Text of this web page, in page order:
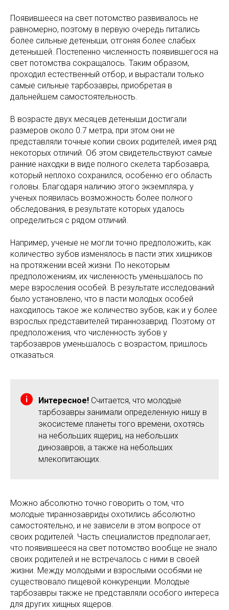
Появившееся на свет потомство развивалось не
равномерно, поэтому в первую очередь питались
более сильные детеныши, отгоняя более слабых
детенышей. Постепенно численность появившегося на
свет потомства сокращалось. Таким образом,
проходил естественный отбор, и вырастали только
самые сильные тарбозавры, приобретая в
дальнейшем самостоятельность.
В возрасте двух месяцев детеныши достигали
размеров около 0.7 метра, при этом они не
представляли точные копии своих родителей, имея ряд
некоторых отличий. Об этом свидетельствуют самые
ранние находки в виде полного скелета тарбозавра,
который неплохо сохранился, особенно его область
головы. Благодаря наличию этого экземпляра, у
ученых появилась возможность более полного
обследования, в результате которых удалось
определиться с рядом отличий.
Например, ученые не могли точно предположить, как
количество зубов изменялось в пасти этих хищников
на протяжении всей жизни. По некоторым
предположениям, их численность уменьшалось по
мере взросления особей. В результате исследований
было установлено, что в пасти молодых особей
находилось такое же количество зубов, как и у более
взрослых представителей тираннозаврид. Поэтому от
предположения, что численность зубов у
тарбозавров уменьшалось с возрастом, пришлось
отказаться.
Интересное! Считается, что молодые
тарбозавры занимали определенную нишу в
экосистеме планеты того времени, охотясь
на небольших ящериц, на небольших
динозавров, а также на небольших
млекопитающих.
Можно абсолютно точно говорить о том, что
молодые тираннозавриды охотились абсолютно
самостоятельно, и не зависели в этом вопросе от
своих родителей. Часть специалистов предполагает,
что появившееся на свет потомство вообще не знало
своих родителей и не встречалось с ними в своей
жизни. Между молодыми и взрослыми особями не
существовало пищевой конкуренции. Молодые
тарбозавры также не представляли особого интереса
для других хищных ящеров.